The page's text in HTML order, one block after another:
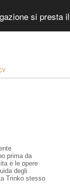
si presta
prima da
e le opere
degli
Trinko stesso